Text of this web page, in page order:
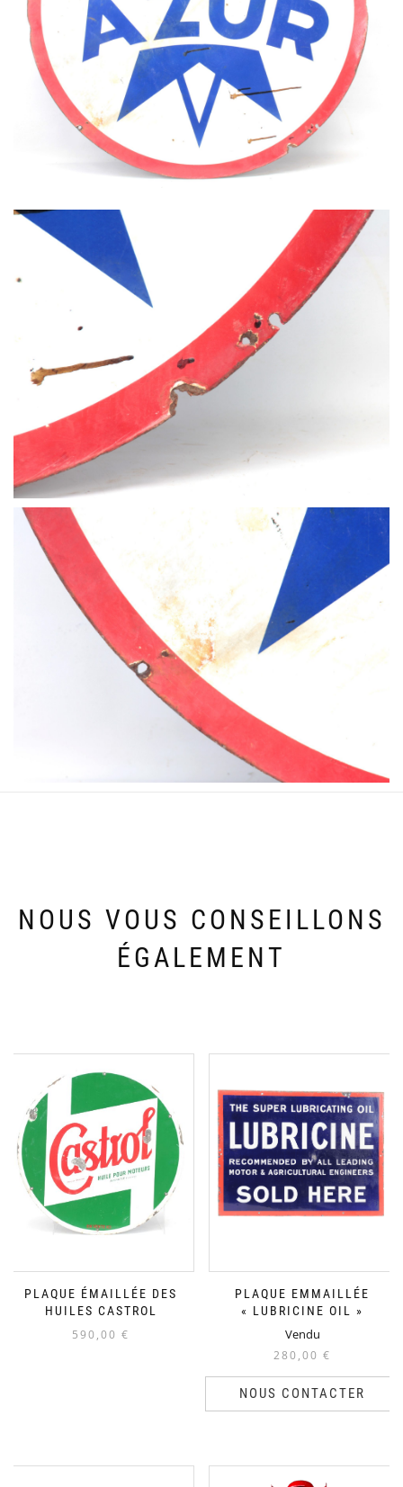
NOUS VOUS CONSEILLONS
ÉGALEMENT
PLAQUE ÉMAILLÉE DES
HUILES CASTROL
590,00 €
PLAQUE EMMAILLÉE
« LUBRICINE OIL »
Vendu
280,00 €
NOUS CONTACTER